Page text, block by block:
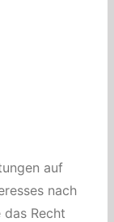
auf
nach
das Recht